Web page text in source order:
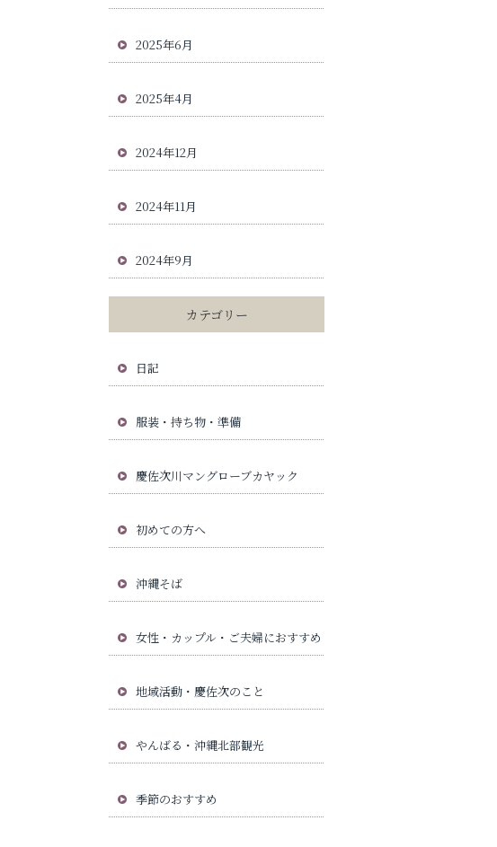
2025年6月
2025年4月
2024年12月
2024年11月
2024年9月
カテゴリー
日記
服装・持ち物・準備
慶佐次川マングローブカヤック
初めての方へ
沖縄そば
女性・カップル・ご夫婦におすすめ
地域活動・慶佐次のこと
やんばる・沖縄北部観光
季節のおすすめ